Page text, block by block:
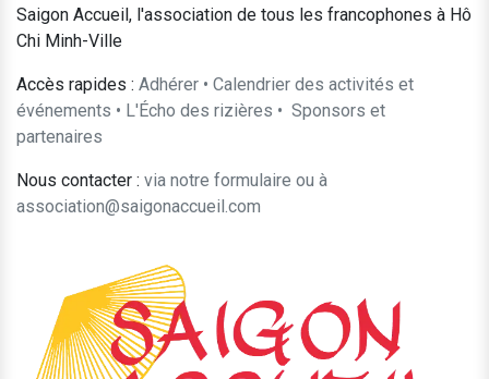
Saigon Accueil, l'association de tous les francophones à Hô
Chi Minh-Ville
Accès rapides : Adhérer • Calendrier des activités et
événements • L'Écho des rizières • ​Sponsors et
partenaires​​
Nous contacter : ​via notre formulaire ou à
association@saigonaccueil.com